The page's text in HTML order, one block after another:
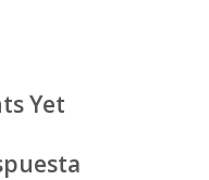
Yet